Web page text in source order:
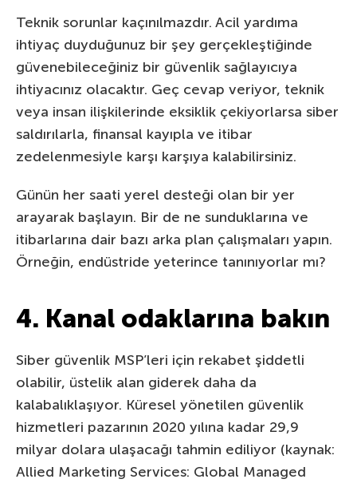
Teknik sorunlar kaçınılmazdır. Acil yardıma
ihtiyaç duyduğunuz bir şey gerçekleştiğinde
güvenebileceğiniz bir güvenlik sağlayıcıya
ihtiyacınız olacaktır. Geç cevap veriyor, teknik
veya insan ilişkilerinde eksiklik çekiyorlarsa siber
saldırılarla, finansal kayıpla ve itibar
zedelenmesiyle karşı karşıya kalabilirsiniz.
Günün her saati yerel desteği olan bir yer
arayarak başlayın. Bir de ne sunduklarına ve
itibarlarına dair bazı arka plan çalışmaları yapın.
Örneğin, endüstride yeterince tanınıyorlar mı?
4. Kanal odaklarına bakın
Siber güvenlik MSP’leri için rekabet şiddetli
olabilir, üstelik alan giderek daha da
kalabalıklaşıyor. Küresel yönetilen güvenlik
hizmetleri pazarının 2020 yılına kadar 29,9
milyar dolara ulaşacağı tahmin ediliyor (kaynak:
Allied Marketing Services: Global Managed